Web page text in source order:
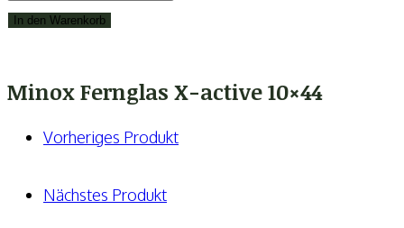
Fernglas
10×44
Menge
In den Warenkorb
Minox Fernglas X-active 10×44
Vorheriges Produkt
Nächstes Produkt